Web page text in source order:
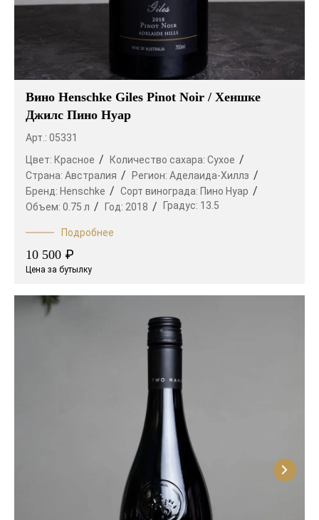
Вино Henschke Giles Pinot Noir / Хеншке
Джилс Пино Нуар
Арт.: 05331
Цвет: Красное Количество сахара: Сухое
Страна: Австралия Регион: Аделаида-Хиллз
Бренд: Henschke Сорт винограда: Пино Нуар
Объем: 0.75 л Год: 2018 Градус: 13.5
Подробнее
10 500 ₽
Цена за бутылку